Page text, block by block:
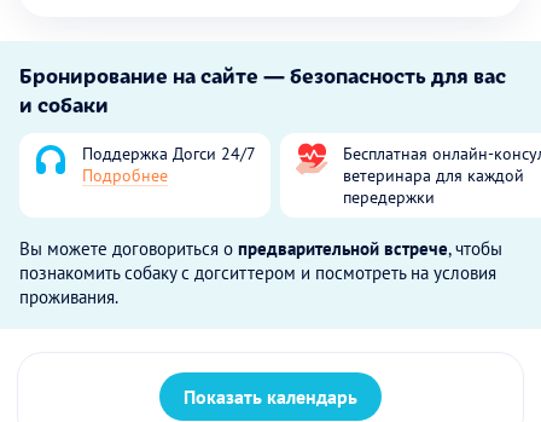
Бронирование на сайте — безопасность для вас
и собаки
Поддержка Догси 24/7
Подробнее
Бесплатная онлайн-
ветеринара для каждой
передержки
Вы можете договориться о предварительной встрече, чтобы
познакомить собаку с догситтером и посмотреть на условия
проживания.
Показать календарь